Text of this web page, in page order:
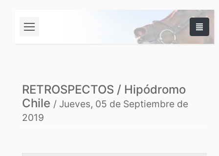
RETROSPECTOS / Hipódromo
Chile / Jueves, 05 de Septiembre de
2019